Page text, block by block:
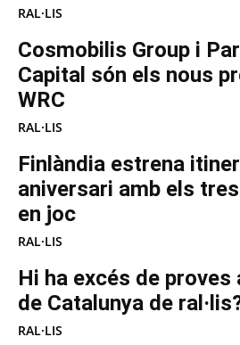
RAL·LIS
Cosmobilis Group i
Capital són els nous
WRC
RAL·LIS
Finlàndia estrena
aniversari amb els
en joc
RAL·LIS
Hi ha excés de proves
de Catalunya de
RAL·LIS